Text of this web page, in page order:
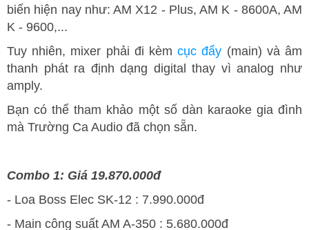
biến hiện nay như: AM X12 - Plus, AM K - 8600A, AM
K - 9600,...
Tuy nhiên, mixer phải đi kèmcục đẩy (main) và âm
thanh phát ra định dạng digital thay vì analog như
amply.
Bạn có thể tham khảo một số dàn karaoke gia đình
mà Trường Ca Audio đã chọn sẵn.
Combo 1: Giá 19.870.000đ
- Loa Boss Elec SK-12 : 7.990.000đ
- Main công suất AM A-350 : 5.680.000đ